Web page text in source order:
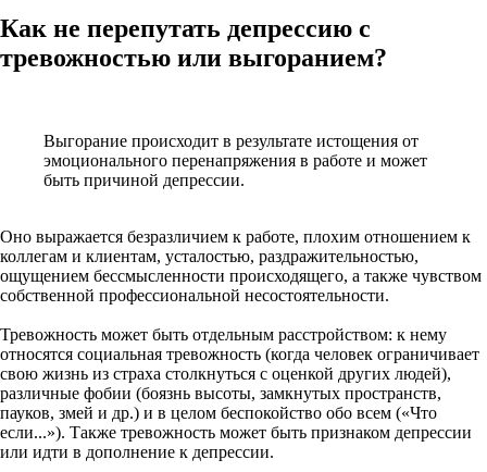
Как не перепутать депрессию с
тревожностью или выгоранием?
Выгорание происходит в результате истощения от
эмоционального перенапряжения в работе и может
быть причиной депрессии.
Оно выражается безразличием к работе, плохим отношением к
коллегам и клиентам, усталостью, раздражительностью,
ощущением бессмысленности происходящего, а также чувством
собственной профессиональной несостоятельности.
Тревожность может быть отдельным расстройством: к нему
относятся социальная тревожность (когда человек ограничивает
свою жизнь из страха столкнуться с оценкой других людей),
различные фобии (боязнь высоты, замкнутых пространств,
пауков, змей и др.) и в целом беспокойство обо всем («Что
если...»). Также тревожность может быть признаком депрессии
или идти в дополнение к депрессии.